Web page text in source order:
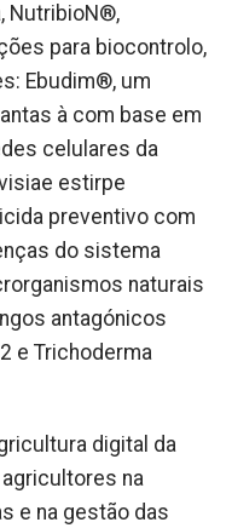
NutribioN®,
para biocontrolo,
Ebudim®, um
à com base em
celulares da
estirpe
preventivo com
do sistema
naturais
antagónicos
e Trichoderma
digital da
na
e na gestão das